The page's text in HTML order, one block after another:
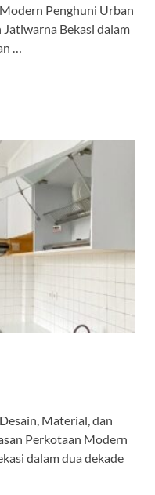
Penghuni Urban
Bekasi dalam
…
Material, dan
Perkotaan Modern
dalam dua dekade